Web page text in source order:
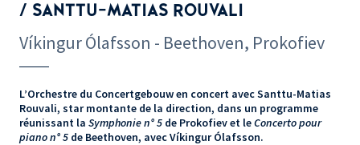
/ SANTTU-MATIAS ROUVALI
Víkingur Ólafsson - Beethoven, Prokofiev
L’Orchestre du Concertgebouw en concert avec Santtu-Matias
Rouvali, star montante de la direction, dans un programme
réunissant la Symphonie n° 5 de Prokofiev et leConcerto pour
piano n° 5 de Beethoven, avec Víkingur Ólafsson.